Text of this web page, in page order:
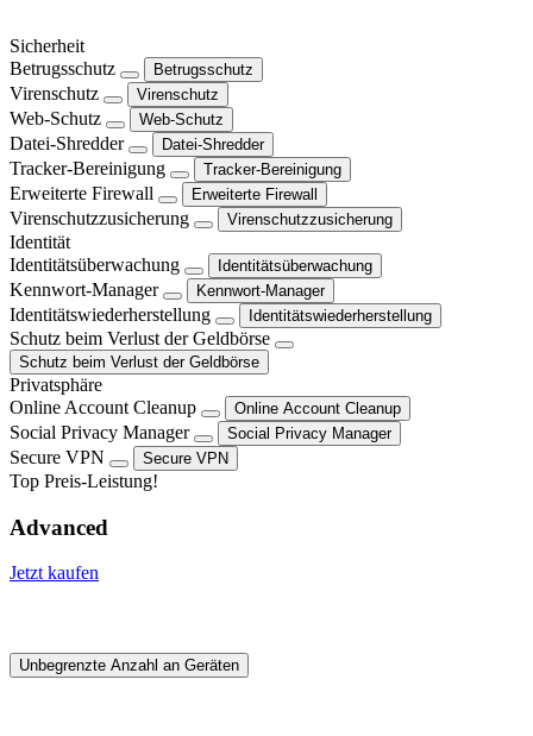
Sicherheit
Betrugsschutz
Betrugsschutz
Virenschutz Virenschutz
Web-Schutz Web-Schutz
Datei-Shredder Datei-Shredder
Tracker-Bereinigung Tracker-Bereinigung
Erweiterte Firewall Erweiterte Firewall
Virenschutzzusicherung Virenschutzzusicherung
Identität
Identitätsüberwachung
Identitätsüberwachung
Kennwort-Manager Kennwort-Manager
Identitätswiederherstellung Identitätswiederherstellung
Schutz beim Verlust der Geldbörse
Schutz beim Verlust der Geldbörse
Privatsphäre
Online Account Cleanup
Online Account Cleanup
Social Privacy Manager Social Privacy Manager
Secure VPN Secure VPN
Top Preis-Leistung!
Advanced
Jetzt kaufen
Unbegrenzte Anzahl an Geräten